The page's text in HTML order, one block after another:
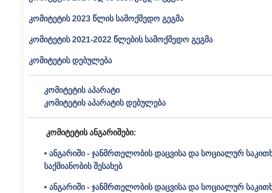
კომიტეტის 2023 წლის სამოქმედო გეგმა
კომიტეტის 2021-2022 წლების სამოქმედო გეგმა
კომიტეტის დებულება
კომიტეტის აპარატი
კომიტეტის აპარატის დებულება
კომიტეტის ანგარიშები:
• ანგარიში - ჯანმრთელობის დაცვისა და სოციალურ
საქმიანობის შესახებ
• ანგარიში - ჯანმრთელობის დაცვისა და სოციალურ